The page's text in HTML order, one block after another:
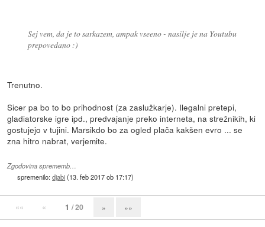
Sej vem, da je to sarkazem, ampak vseeno - nasilje je na Youtubu
prepovedano :)
Trenutno.
Sicer pa bo to bo prihodnost (za zaslužkarje). Ilegalni pretepi,
gladiatorske igre ipd., predvajanje preko interneta, na strežnikih, ki
gostujejo v tujini. Marsikdo bo za ogled plača kakšen evro ... se
zna hitro nabrat, verjemite.
Zgodovina sprememb…
spremenilo:djabi(13. feb 2017 ob 17:17)
«« « 1 / 20 » »»